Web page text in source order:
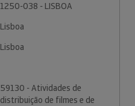
1250-038 - LISBOA
Lisboa
Lisboa
59130 - Atividades de
distribuição de filmes e de